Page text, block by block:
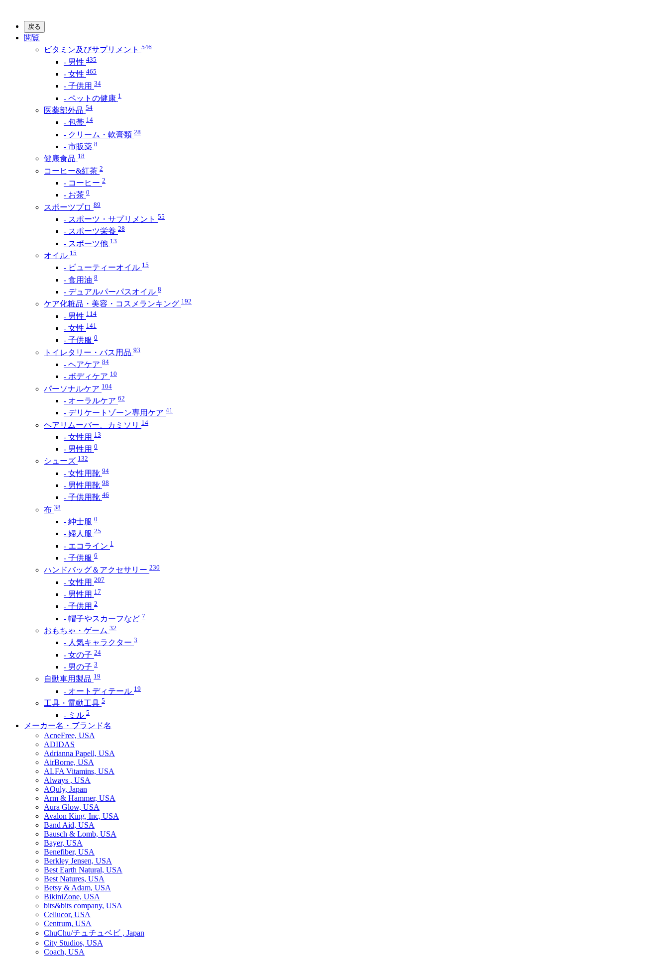
戻る
閲覧
ビタミン及びサプリメント 546
- 男性 435
- 女性 465
- 子供用 34
- ペットの健康 1
医薬部外品 54
- 包帯 14
- クリーム・軟膏類 28
- 市販薬 8
健康食品 18
コーヒー&紅茶 2
- コーヒー 2
- お茶 0
スポーツプロ 89
- スポーツ・サプリメント 55
- スポーツ栄養 28
- スポーツ他 13
オイル 15
- ビューティーオイル 15
- 食用油 8
- デュアルパーパスオイル 8
ケア化粧品・美容・コスメランキング 192
- 男性 114
- 女性 141
- 子供服 0
トイレタリー・バス用品 93
- ヘアケア 84
- ボディケア 10
パーソナルケア 104
- オーラルケア 62
- デリケートゾーン専用ケア 41
ヘアリムーバー、カミソリ 14
- 女性用 13
- 男性用 0
シューズ 132
- 女性用靴 94
- 男性用靴 98
- 子供用靴 46
布 38
- 紳士服 0
- 婦人服 25
- エコライン 1
- 子供服 6
ハンドバッグ＆アクセサリー 230
- 女性用 207
- 男性用 17
- 子供用 2
- 帽子やスカーフなど 7
おもちゃ・ゲーム 32
- 人気キャラクター 3
- 女の子 24
- 男の子 3
自動車用製品 19
- オートディテール 19
工具・電動工具 5
- ミル 5
メーカー名・ブランド名
AcneFree, USA
ADIDAS
Adrianna Papell, USA
AirBorne, USA
ALFA Vitamins, USA
Always , USA
AQuly, Japan
Arm & Hammer, USA
Aura Glow, USA
Avalon King, Inc, USA
Band Aid, USA
Bausch & Lomb, USA
Bayer, USA
Benefiber, USA
Berkley Jensen, USA
Best Earth Natural, USA
Best Natures, USA
Betsy & Adam, USA
BikiniZone, USA
bits&bits company, USA
Cellucor, USA
Centrum, USA
ChuChu/チュチュベビ , Japan
City Studios, USA
Coach, USA